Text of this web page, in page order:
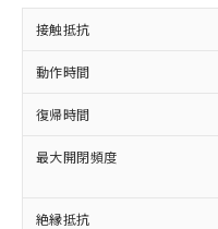
接触抵抗
動作時間
復帰時間
最大開閉頻度
絶縁抵抗
以下の条件をお
本サービ
商品の当
(税抜)を提
当社制御機
本サービ
対応予定なし：
非含有に非対応
定はありません。
調査・確認中：
非含有の対応状
非該当品：ライセ
害物質有無と関
仕入先様の事情
いたものが、含
※1 中国
「○」：最大均質
基準値以下であ
「×」：最大均
基準値を超えて